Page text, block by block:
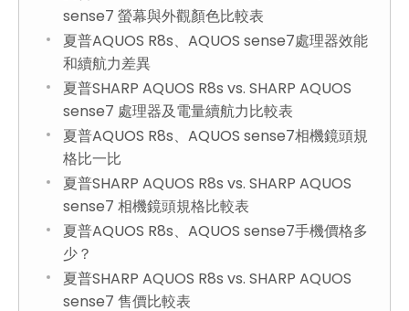
sense7 螢幕與外觀顏色比較表
夏普AQUOS R8s、AQUOS sense7處理器效能
和續航力差異
夏普SHARP AQUOS R8s vs. SHARP AQUOS
sense7 處理器及電量續航力比較表
夏普AQUOS R8s、AQUOS sense7相機鏡頭規
格比一比
夏普SHARP AQUOS R8s vs. SHARP AQUOS
sense7 相機鏡頭規格比較表
夏普AQUOS R8s、AQUOS sense7手機價格多
少？
夏普SHARP AQUOS R8s vs. SHARP AQUOS
sense7 售價比較表